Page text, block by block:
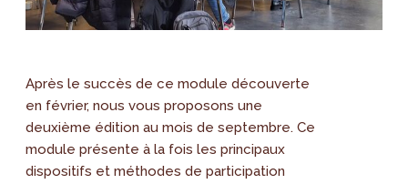
Après le succès de ce module découverte
en février, nous vous proposons une
deuxième édition au mois de septembre. Ce
module présente à la fois les principaux
dispositifs et méthodes de participation